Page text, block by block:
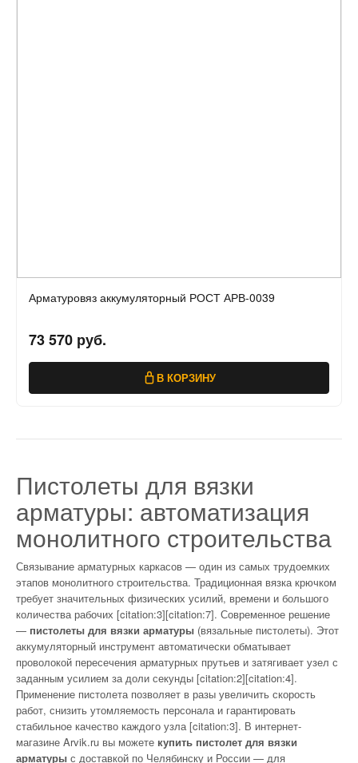
Арматуровяз аккумуляторный РОСТ АРВ-0039
73 570 руб.
В КОРЗИНУ
Пистолеты для вязки
арматуры: автоматизация
монолитного строительства
Связывание арматурных каркасов — один из самых трудоемких
этапов монолитного строительства. Традиционная вязка крючком
требует значительных физических усилий, времени и большого
количества рабочих [citation:3][citation:7]. Современное решение
— пистолеты для вязки арматуры (вязальные пистолеты). Этот
аккумуляторный инструмент автоматически обматывает
проволокой пересечения арматурных прутьев и затягивает узел с
заданным усилием за доли секунды [citation:2][citation:4].
Применение пистолета позволяет в разы увеличить скорость
работ, снизить утомляемость персонала и гарантировать
стабильное качество каждого узла [citation:3]. В интернет-
магазине Arvik.ru вы можете купить пистолет для вязки
арматуры с доставкой по Челябинску и России — для